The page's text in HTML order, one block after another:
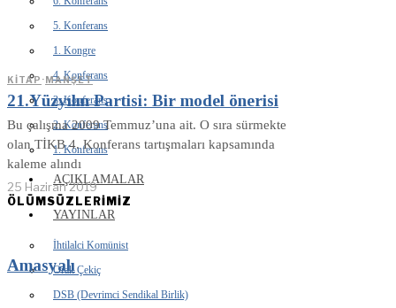
5. Konferans
1. Kongre
4. Konferans
3. Konferans
2. Konferans
1. Konferans
AÇIKLAMALAR
YAYINLAR
İhtilalci Komünist
Orak Çekiç
DSB (Devrimci Sendikal Birlik)
KITAP ·MANŞET
21.Yüzyılın Partisi: Bir model önerisi
Bu çalışma 2009 Temmuz’una ait. O sıra sürmekte
olan TİKB 4. Konferans tartışmaları kapsamında
kaleme alındı
25 Haziran 2019
ÖLÜMSÜZLERİMİZ
Amasyalı